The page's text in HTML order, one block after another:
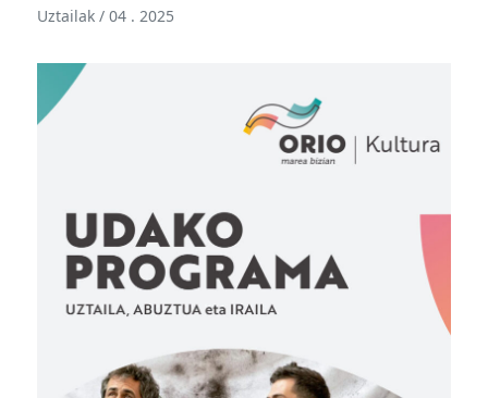
Uztailak / 04 . 2025